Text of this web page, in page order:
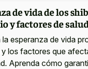
de vida de los
y factores de salud
la esperanza de vida
y los factores que
Aprenda cómo